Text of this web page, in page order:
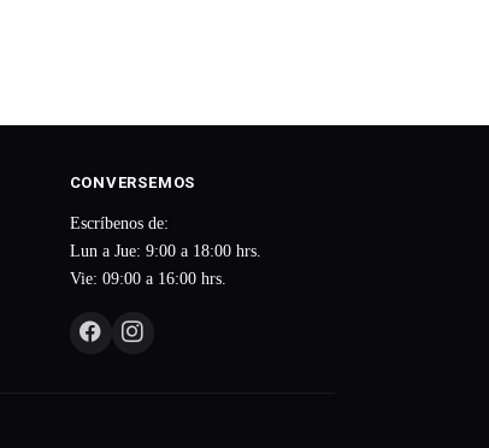
CONVERSEMOS
Escríbenos de:
Lun a Jue: 9:00 a 18:00 hrs.
Vie: 09:00 a 16:00 hrs.